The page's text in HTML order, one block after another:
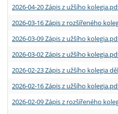
2026-04-20 Zápis z užšího
2026-03-16 Zápis z rozšířeného
2026-03-09 Zápis z užšího
2026-03-02 Zápis z užšího
2026-02-23 Zápis z užšího kolegia
2026-02-16 Zápis z užšího
2026-02-09 Zápis z rozšířeného